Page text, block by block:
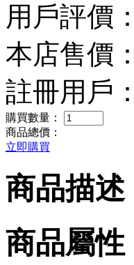
用戶評價：
本店售價：
註冊用戶：
購買數量：
商品總價：
立即購買
商品描述
商品屬性